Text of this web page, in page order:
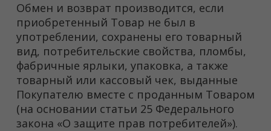
Обмен и возврат производится, если
приобретенный Товар не был в
употреблении, сохранены его товарный
вид, потребительские свойства, пломбы,
фабричные ярлыки, упаковка, а также
товарный или кассовый чек, выданные
Покупателю вместе с проданным Товаром
(на основании статьи 25 Федерального
закона «О защите прав потребителей»).